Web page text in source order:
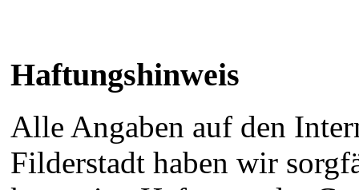
Haftungshinweis
Alle Angaben auf den
Filderstadt haben wir